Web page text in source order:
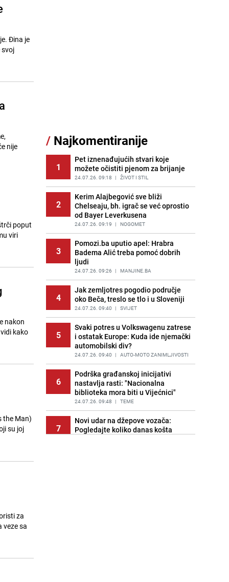
Đina je
nije
poput
viri
nakon
kako
the Man)
su joj
za
veze sa
odgovore ChatGPT-a o Gazi
12
Pojavili su vam se mravi u kući? Bez
brige, ovo su najbolji načini da ih se
riješite
PRIJE 3 DANA | ŽIVOT I STIL
Kao iz slastičarne: Rolada od
čokolade i kokosa bez pečenja,
jednostavan desert bez imalo muke
PRIJE 2 DANA | RECEPTI
Tajna savršenog makedonskog
ajvara: Stari recept za kremast i
bogat okus
PRIJE 1 DAN | RECEPTI
15
Kako izgleda travnjak stadiona
Koševo nakon tri koncerta Dine
Merlina
PRIJE 2 DANA | FOTO
/ Najkomentiranije
1
Pet iznenađujućih stvari koje
možete očistiti pjenom za brijanje
24.07.26. 09:18 | ŽIVOT I STIL
2
Kerim Alajbegović sve bliži
Chelseaju, bh. igrač se već oprostio
od Bayer Leverkusena
24.07.26. 09:19 | NOGOMET
3
Pomozi.ba uputio apel: Hrabra
Badema Alić treba pomoć dobrih
ljudi
24.07.26. 09:26 | MANJINE.BA
4
Jak zemljotres pogodio područje
oko Beča, treslo se tlo i u Sloveniji
24.07.26. 09:40 | SVIJET
5
Svaki potres u Volkswagenu zatrese
i ostatak Europe: Kuda ide njemački
automobilski div?
24.07.26. 09:40 | AUTO-MOTO ZANIMLJIVOSTI
6
Podrška građanskoj inicijativi
nastavlja rasti: "Nacionalna
biblioteka mora biti u Vijećnici"
24.07.26. 09:48 | TEME
7
Novi udar na džepove vozača:
Pogledajte koliko danas košta